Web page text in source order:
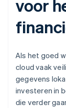
voor
Als het goed
cloud vaak
gegevens
investeren in
die verder